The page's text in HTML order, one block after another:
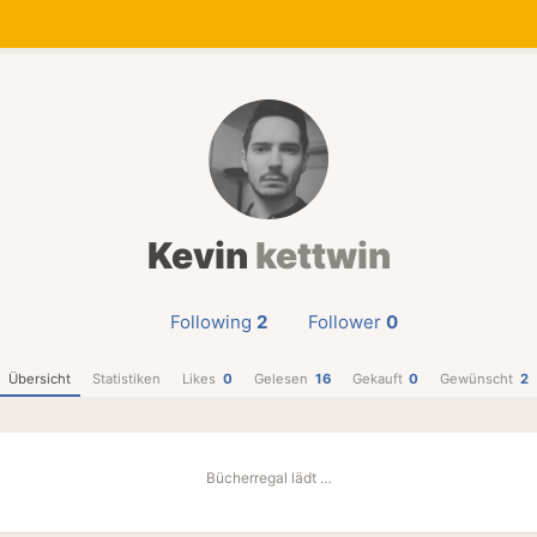
Kevin kettwin
Following 2 Follower 0
Übersicht Statistiken Likes 0 Gelesen 16 Gekauft 0 Gewünscht 2
Bücherregal lädt …